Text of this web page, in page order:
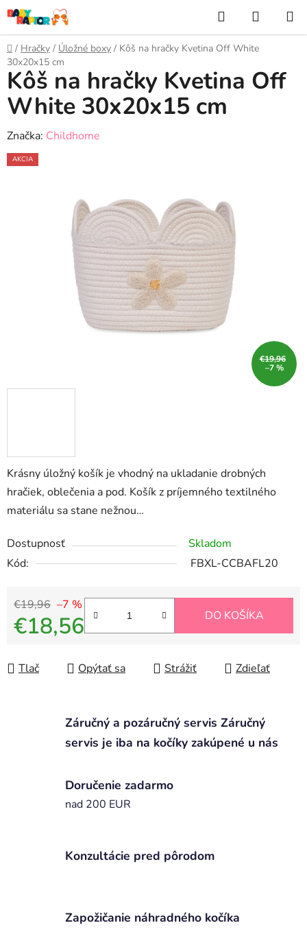
Prejsť
na
obsah
Hľadať
KOŠÍK
Domov
/ Hračky / Úložné boxy / Kôš na hračky Kvetina Off White
30x20x15 cm
Krásny úložný košík je vhodný na ukladanie drobných
hračiek, oblečenia a pod. Košík z príjemného textilného
materiálu sa stane nežnou…
Dostupnosť
Skladom
Kód:
FBXL-CCBAFL20
€19,96 –7 %
€18,56 DO KOŠÍKA
Tlač Opýtať sa Strážiť Zdieľať
Kôš na hračky Kvetina Off
White 30x20x15 cm
Značka: Childhome
AKCIA
€19,96
–7 %
Záručný a pozáručný servis Záručný
servis je iba na kočíky zakúpené u nás
Doručenie zadarmo
nad 200 EUR
Konzultácie pred pôrodom
Zapožičanie náhradného kočíka